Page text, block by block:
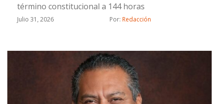
término constitucional a 144 horas
Julio 31, 2026 Por: Redacción